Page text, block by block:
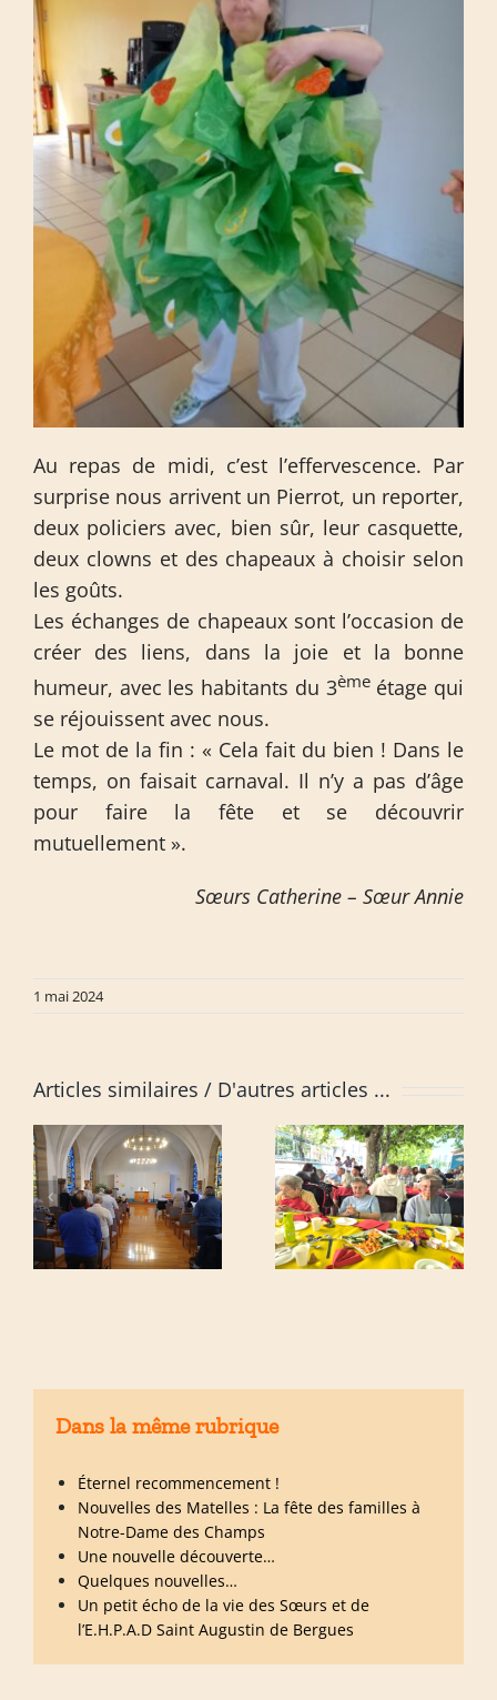
Au repas de midi, c’est l’effervescence. Par
surprise nous arrivent un Pierrot, un reporter,
deux policiers avec, bien sûr, leur casquette,
deux clowns et des chapeaux à choisir selon
les goûts.
Les échanges de chapeaux sont l’occasion de
créer des liens, dans la joie et la bonne
humeur, avec les habitants du 3èmeétage qui
se réjouissent avec nous.
Le mot de la fin : « Cela fait du bien ! Dans le
temps, on faisait carnaval. Il n’y a pas d’âge
pour faire la fête et se découvrir
mutuellement ».
Sœurs Catherine – Sœur Annie
1 mai 2024
Articles similaires
Dans la même rubrique
Éternel recommencement !
Nouvelles des Matelles : La fête des familles à
Notre-Dame des Champs
Une nouvelle découverte…
Quelques nouvelles…
Un petit écho de la vie des Sœurs et de
l’E.H.P.A.D Saint Augustin de Bergues